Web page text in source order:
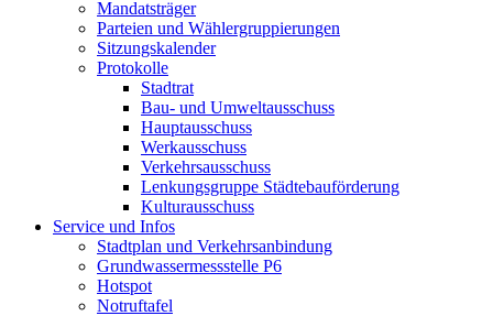
Mandatsträger
Parteien und Wählergruppierungen
Sitzungskalender
Protokolle
Stadtrat
Bau- und Umweltausschuss
Hauptausschuss
Werkausschuss
Verkehrsausschuss
Lenkungsgruppe Städtebauförderung
Kulturausschuss
Service und Infos
Stadtplan und Verkehrsanbindung
Grundwassermessstelle P6
Hotspot
Notruftafel